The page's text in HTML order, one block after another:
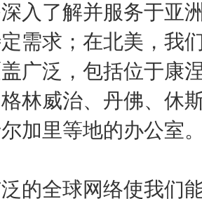
入了解并服务于亚
需求；在北美，我
广泛，包括位于康
林威治、丹佛、休
加里等地的办公室
的全球网络使我们